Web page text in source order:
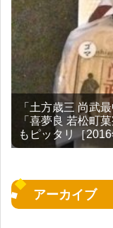
「土方歳三 尚武
「喜夢良 若松町
もピッタリ［
アーカイブ